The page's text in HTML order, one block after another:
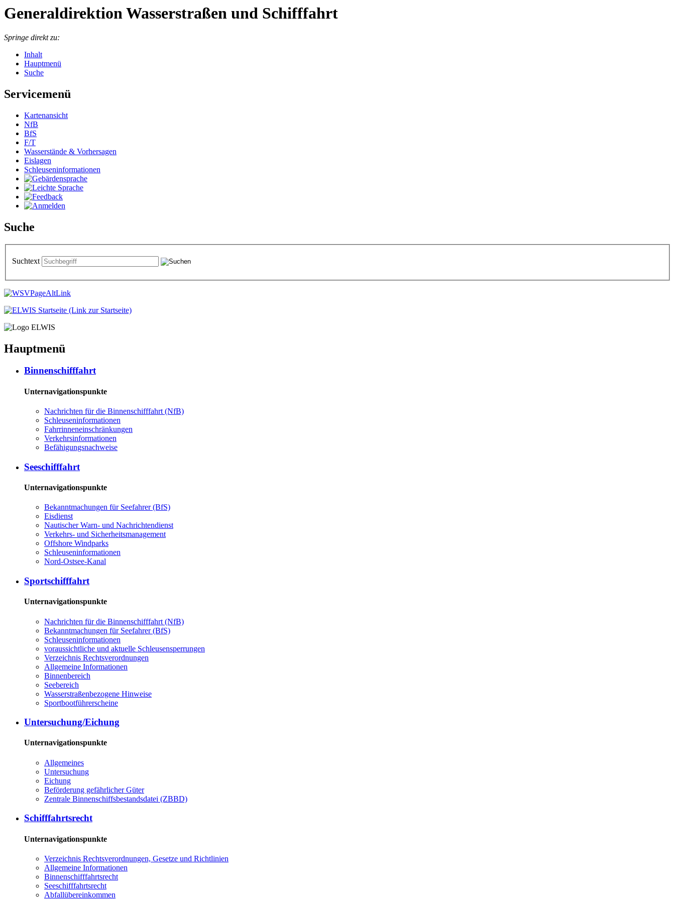
Generaldirektion Wasserstraßen und Schifffahrt
Springe direkt zu:
Inhalt
Hauptmenü
Suche
Servicemenü
Kar­ten­an­sicht
NfB
BfS
F/T
Was­ser­stän­de & Vor­her­sa­gen
Eis­la­gen
Schleu­sen­in­for­ma­tio­nen
Suche
Suchtext
Hauptmenü
Bin­nen­schiff­fahrt
Unternavigationspunkte
Nach­rich­ten für die Bin­nen­schiff­fahrt (NfB)
Schleu­sen­in­for­ma­tio­nen
Fahr­rin­nen­ein­schrän­kun­gen
Ver­kehrs­in­for­ma­tio­nen
Be­fä­hi­gungs­nach­wei­se
See­schiff­fahrt
Unternavigationspunkte
Be­kannt­ma­chun­gen für See­fah­rer (BfS)
Eis­dienst
Nau­ti­scher Warn-​ und Nach­rich­ten­dienst
Ver­kehrs-​ und Si­cher­heits­ma­na­ge­ment
Offs­ho­re Wind­parks
Schleu­sen­in­for­ma­tio­nen
Nord-​Ost­see-​Ka­nal
Sport­schiff­fahrt
Unternavigationspunkte
Nach­rich­ten für die Bin­nen­schiff­fahrt (NfB)
Be­kannt­ma­chun­gen für See­fah­rer (BfS)
Schleu­sen­in­for­ma­tio­nen
voraussichtliche und aktuelle Schleusensperrungen
Ver­zeich­nis Rechts­ver­ord­nun­gen
All­ge­mei­ne In­for­ma­tio­nen
Bin­nen­be­reich
See­be­reich
Was­ser­stra­ßen­be­zo­ge­ne Hin­wei­se
Sport­boot­füh­rer­schei­ne
Un­ter­su­chung/Ei­chung
Unternavigationspunkte
All­ge­mei­nes
Un­ter­su­chung
Ei­chung
Be­för­de­rung ge­fähr­li­cher Gü­ter
Zen­tra­le Bin­nen­schiffs­be­stands­da­tei (ZBBD)
Schiff­fahrts­recht
Unternavigationspunkte
Ver­zeich­nis Rechts­ver­ord­nun­gen, Ge­set­ze und Richt­li­ni­en
All­ge­mei­ne In­for­ma­tio­nen
Bin­nen­schiff­fahrts­recht
See­schiff­fahrts­recht
Ab­fall­über­ein­kom­men